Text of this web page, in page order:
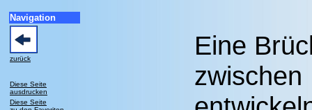
Navigation
zurück
Diese Seite
ausdrucken
Diese Seite
Eine
zwischen